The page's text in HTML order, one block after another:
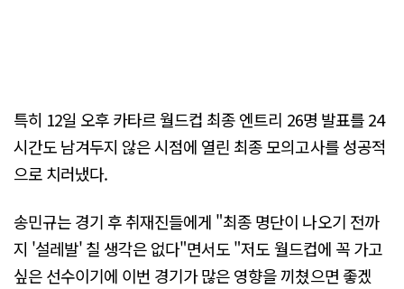
특히 12일 오후 카타르 월드컵 최종 엔트리 26명 발표를 24
시간도 남겨두지 않은 시점에 열린 최종 모의고사를 성공적
으로 치러냈다.
송민규는 경기 후 취재진들에게 "최종 명단이 나오기 전까
지 '설레발' 칠 생각은 없다"면서도 "저도 월드컵에 꼭 가고
싶은 선수이기에 이번 경기가 많은 영향을 끼쳤으면 좋겠